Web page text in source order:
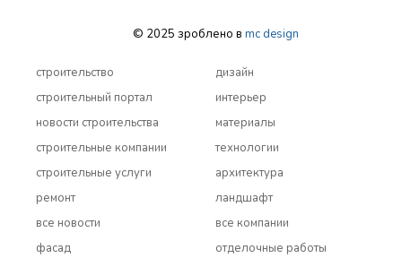
© 2025 зроблено в mc design
строительство
строительный портал
новости строительства
строительные компании
строительные услуги
ремонт
все новости
дизайн
интерьер
материалы
технологии
архитектура
ландшафт
все компании
фасад
отделочные работы